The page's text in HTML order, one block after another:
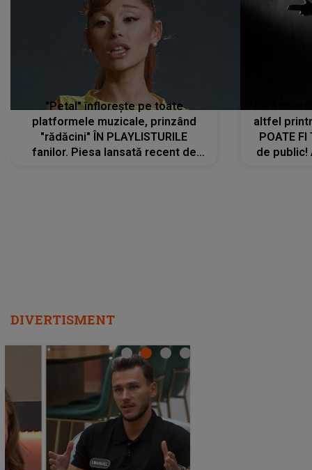
"Petal" înflorește pe toate
platformele muzicale, prinzând
"rădăcini" ÎN PLAYLISTURILE
fanilor. Piesa lansată recent de
altfel
POATE FI
de public!
DIVERTISMENT